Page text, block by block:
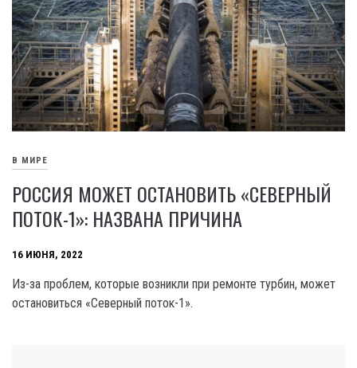
В МИРЕ
РОССИЯ МОЖЕТ ОСТАНОВИТЬ «СЕВЕРНЫЙ
ПОТОК-1»: НАЗВАНА ПРИЧИНА
16 ИЮНЯ, 2022
Из-за проблем, которые возникли при ремонте турбин, может
остановиться «Северный поток-1».